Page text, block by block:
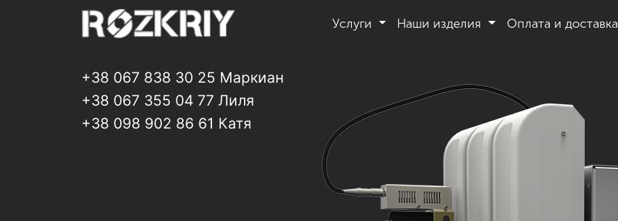
Услуги Наши изделия Оплата и доставка
+38 067 838 30 25 Маркиан
+38 067 355 04 77 Лиля
+38 098 902 86 61 Катя